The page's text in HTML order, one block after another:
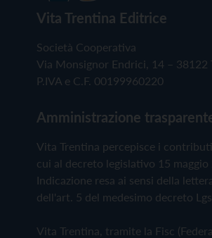
Vita Trentina Editrice
Società Cooperativa
Via Monsignor Endrici, 14 – 38122
P.IVA e C.F. 00199960220
Amministrazione
Vita Trentina percepisce i
cui al decreto legislativo 15 maggio
Indicazione resa ai sensi della
dell'art. 5 del medesimo decreto Lgs.
Vita Trentina, tramite la Fisc